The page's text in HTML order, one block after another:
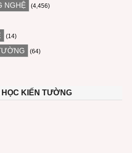
NGHỆ (4,456)
(14)
(64)
KIẾN TƯỜNG